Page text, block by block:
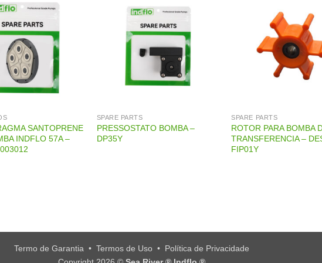
SANTOPRENE
INDFLO 57A –
SPARE PARTS
PRESSOSTATO BOMBA –
DP35Y
SPARE PARTS
ROTOR PARA BOMBA
TRANSFERENCIA –
FIP01Y
Termo de Garantia• Termos de Uso• Política de Privacidade